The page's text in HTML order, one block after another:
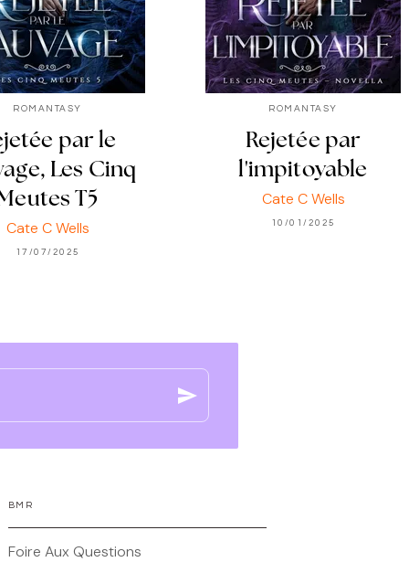
ROMANTASY
par le
Les Cinq
T5
Cate C Wells
17/07/2025
ROMANTASY
Rejetée par
l'impitoyable
Cate C Wells
10/01/2025
send
BMR
Foire Aux Questions